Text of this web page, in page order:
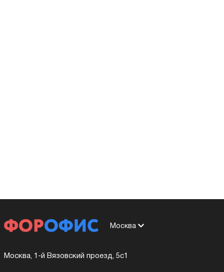
Москва
Москва, 1-й Вязовский проезд, 5с1